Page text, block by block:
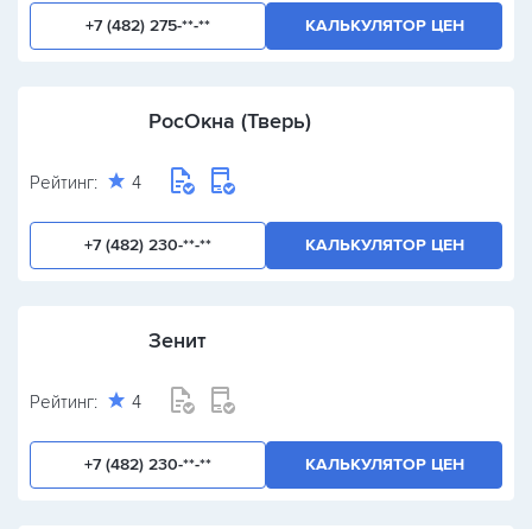
+7 (482) 275-**-** КАЛЬКУЛЯТОР ЦЕН
РосОкна (Тверь)
Рейтинг: 4
+7 (482) 230-**-** КАЛЬКУЛЯТОР ЦЕН
Зенит
Рейтинг: 4
+7 (482) 230-**-** КАЛЬКУЛЯТОР ЦЕН